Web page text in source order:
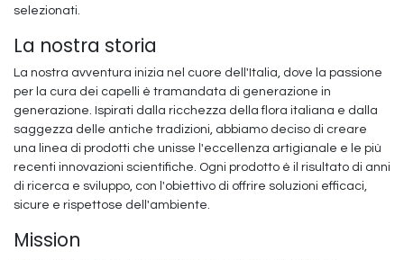
selezionati.
La nostra storia
La nostra avventura inizia nel cuore dell'Italia, dove la passione
per la cura dei capelli è tramandata di generazione in
generazione. Ispirati dalla ricchezza della flora italiana e dalla
saggezza delle antiche tradizioni, abbiamo deciso di creare
una linea di prodotti che unisse l'eccellenza artigianale e le più
recenti innovazioni scientifiche. Ogni prodotto è il risultato di anni
di ricerca e sviluppo, con l'obiettivo di offrire soluzioni efficaci,
sicure e rispettose dell'ambiente.
Mission